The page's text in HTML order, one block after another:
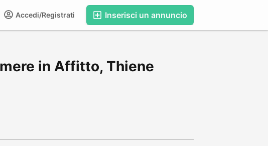
Inserisci un annuncio
Accedi/Registrati
in Affitto, Thiene